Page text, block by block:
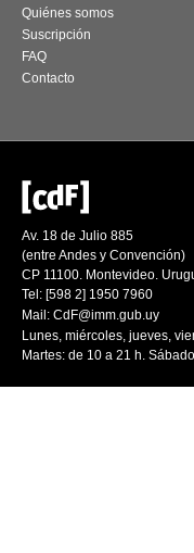
Quiénes somos
Suscripción
FAQ
Contacto
Av. 18 de Julio 885
(entre Andes y Convención)
CP 11100. Montevideo.
Tel: [598 2] 1950 7960
Mail: CdF@imm.gub.uy
Lunes, miércoles, jueves,
Martes: de 10 a 21 h.